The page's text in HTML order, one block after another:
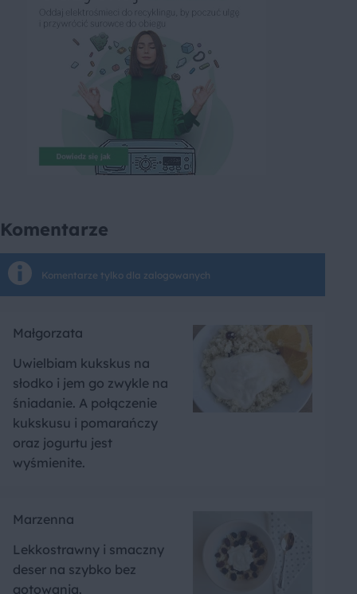
Komentarze
Komentarze tylko dla zalogowanych
Małgorzata
Uwielbiam kukskus na
słodko i jem go zwykle na
śniadanie. A połączenie
kukskusu i pomarańczy
oraz jogurtu jest
wyśmienite.
Marzenna
Lekkostrawny i smaczny
deser na szybko bez
gotowania.